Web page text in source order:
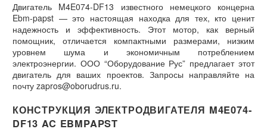
Двигатель M4E074-DF13 известного немецкого концерна
Ebm-papst — это настоящая находка для тех, кто ценит
надежность и эффективность. Этот мотор, как верный
помощник, отличается компактными размерами, низким
уровнем шума и экономичным потреблением
электроэнергии. ООО “Оборудование Рус” предлагает этот
двигатель для ваших проектов. Запросы направляйте на
почту zapros@oborudrus.ru.
КОНСТРУКЦИЯ ЭЛЕКТРОДВИГАТЕЛЯ M4E074-
DF13 AC EBMPAPST